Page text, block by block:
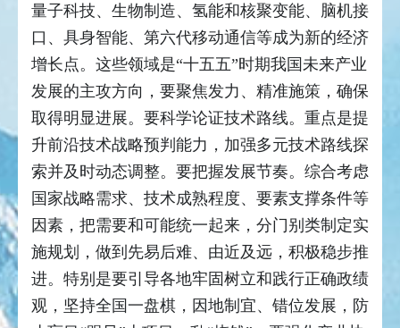
量子科技、生物制造、氢能和核聚变能、脑机接
口、具身智能、第六代移动通信等成为新的经济
增长点。这些领域是“十五五”时期我国未来产业
发展的主攻方向，要聚焦发力、精准施策，确保
取得明显进展。要科学论证技术路线。重点是提
升前沿技术战略预判能力，加强多元技术路线探
索并及时动态调整。要把握发展节奏。综合考虑
国家战略需求、技术成熟程度、要素支撑条件等
因素，把需要和可能统一起来，分门别类制定实
施规划，做到先易后难、由近及远，积极稳步推
进。特别是要引导各地牢固树立和践行正确政绩
观，坚持全国一盘棋，因地制宜、错位发展，防